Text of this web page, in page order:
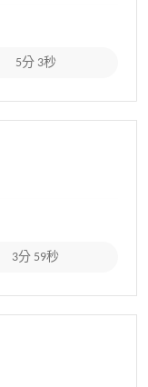
5分 3秒
3分 59秒